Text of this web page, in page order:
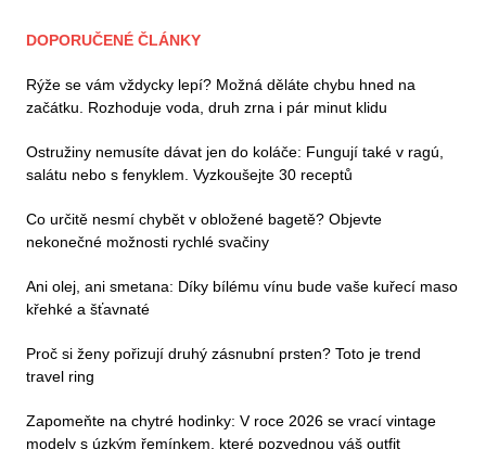
DOPORUČENÉ ČLÁNKY
Rýže se vám vždycky lepí? Možná děláte chybu hned na
začátku. Rozhoduje voda, druh zrna i pár minut klidu
Ostružiny nemusíte dávat jen do koláče: Fungují také v ragú,
salátu nebo s fenyklem. Vyzkoušejte 30 receptů
Co určitě nesmí chybět v obložené bagetě? Objevte
nekonečné možnosti rychlé svačiny
Ani olej, ani smetana: Díky bílému vínu bude vaše kuřecí maso
křehké a šťavnaté
Proč si ženy pořizují druhý zásnubní prsten? Toto je trend
travel ring
Zapomeňte na chytré hodinky: V roce 2026 se vrací vintage
modely s úzkým řemínkem, které pozvednou váš outfit